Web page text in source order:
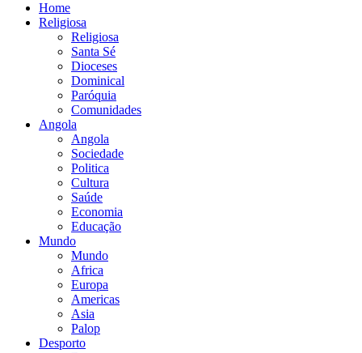
Home
Religiosa
Religiosa
Santa Sé
Dioceses
Dominical
Paróquia
Comunidades
Angola
Angola
Sociedade
Politica
Cultura
Saúde
Economia
Educação
Mundo
Mundo
Africa
Europa
Americas
Asia
Palop
Desporto